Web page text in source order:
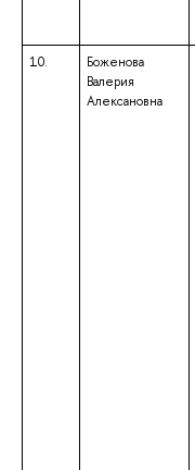
10.
Боженова
Валерия
Алексановна